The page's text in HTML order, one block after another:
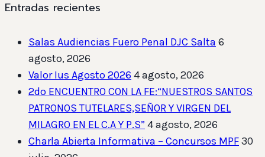
Entradas recientes
Salas Audiencias Fuero Penal DJC Salta 6
agosto, 2026
Valor Ius Agosto 2026 4 agosto, 2026
2do ENCUENTRO CON LA FE:“NUESTROS SANTOS
PATRONOS TUTELARES,SEÑOR Y VIRGEN DEL
MILAGRO EN EL C.A Y P.S”4 agosto, 2026
Charla Abierta Informativa – Concursos MPF30